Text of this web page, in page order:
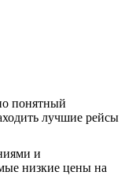
понятный
лучшие рейсы
и
низкие цены на